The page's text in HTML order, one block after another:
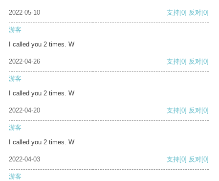
2022-05-10 支持[0] 反对[0]
游客
I called you 2 times. W
2022-04-26 支持[0] 反对[0]
游客
I called you 2 times. W
2022-04-20 支持[0] 反对[0]
游客
I called you 2 times. W
2022-04-03 支持[0] 反对[0]
游客